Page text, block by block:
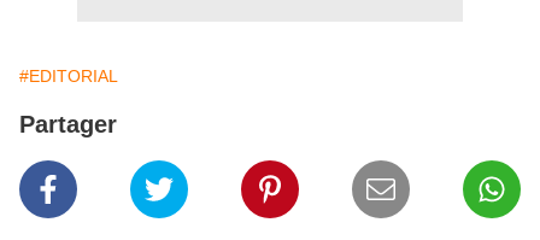
#EDITORIAL
Partager